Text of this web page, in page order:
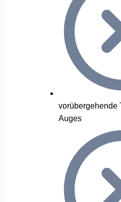
vorübergehende
Auges